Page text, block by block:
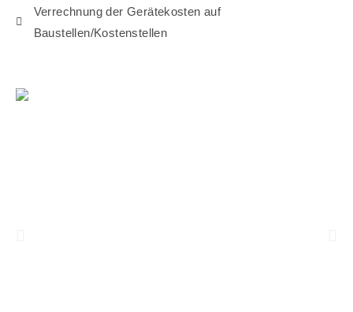
Verrechnung der Gerätekosten auf
Baustellen/Kostenstellen